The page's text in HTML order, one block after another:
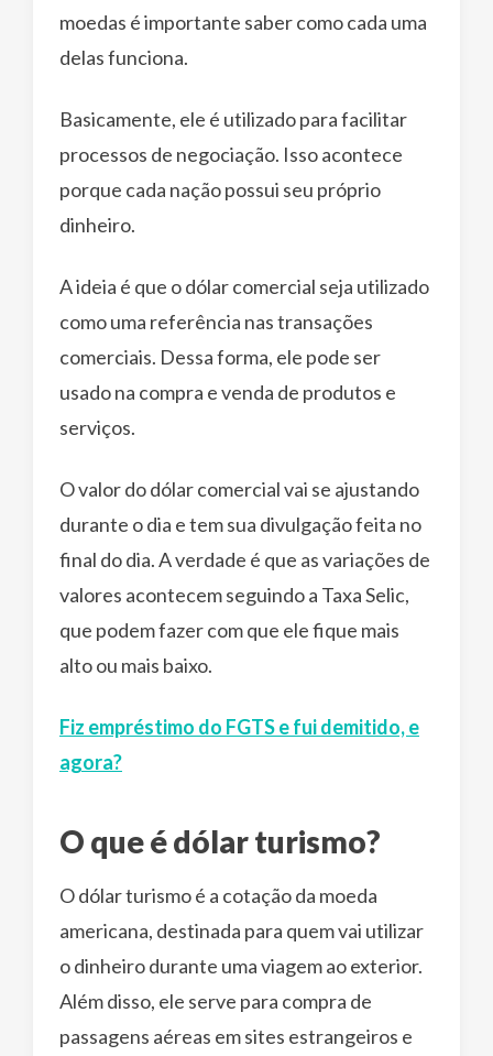
moedas é importante saber como cada uma
delas funciona.
Basicamente, ele é utilizado para facilitar
processos de negociação. Isso acontece
porque cada nação possui seu próprio
dinheiro.
A ideia é que o dólar comercial seja utilizado
como uma referência nas transações
comerciais. Dessa forma, ele pode ser
usado na compra e venda de produtos e
serviços.
O valor do dólar comercial vai se ajustando
durante o dia e tem sua divulgação feita no
final do dia. A verdade é que as variações de
valores acontecem seguindo a Taxa Selic,
que podem fazer com que ele fique mais
alto ou mais baixo.
Fiz empréstimo do FGTS e fui demitido, e
agora?
O que é dólar turismo?
O dólar turismo é a cotação da moeda
americana, destinada para quem vai utilizar
o dinheiro durante uma viagem ao exterior.
Além disso, ele serve para compra de
passagens aéreas em sites estrangeiros e